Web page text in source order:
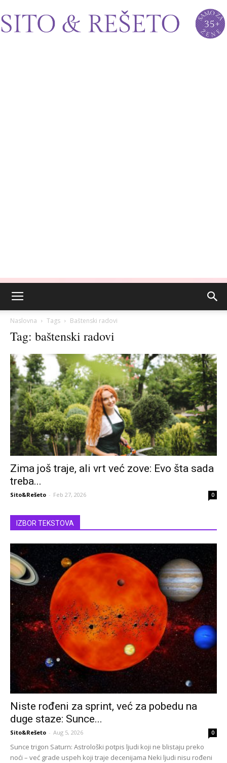
Naslovna Tags Baštenski radovi
Tag: baštenski radovi
Zima još traje, ali vrt već zove: Evo šta sada
treba...
Sito&Rešeto - Feb 27, 2026 0
IZBOR TEKSTOVA
Niste rođeni za sprint, već za pobedu na
duge staze: Sunce...
Sito&Rešeto - Aug 5, 2026 0
Sunce trigon Saturn: Astrološki potpis ljudi koji ne blistaju preko
noći – već grade uspeh koji traje decenijama Neki ljudi nisu rođeni